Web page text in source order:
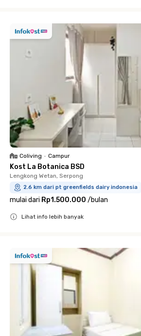
Coliving • Campur
Kost La Botanica BSD
Lengkong Wetan, Serpong
2.6 km dari pt greenfields dairy indonesia
mulai dari Rp1.500.000 /bulan
Lihat info lebih banyak